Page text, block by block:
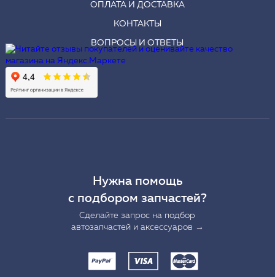
ОПЛАТА И ДОСТАВКА
КОНТАКТЫ
ВОПРОСЫ И ОТВЕТЫ
Нужна помощь
с подбором запчастей?
Сделайте запрос на подбор
автозапчастей и аксессуаров →